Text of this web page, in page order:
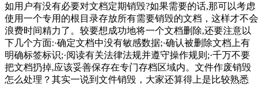
如用户有没有必要对文档定期销毁?如果需要的话,那可以考虑
使用一个专用的根目录存放所有需要销毁的文档，这样才不会
浪费时间精力了。较要想成功地将一个文档删除,还要注意以
下几个方面:·确定文档中没有敏感数据;·确认被删除文档上有
明确标签标识;·阅读有关法律法规并遵守操作规则;·千万不要
把文档扔掉,应该妥善保存在专门存档区域内。文件作废销毁
怎么处理？其实一说到文件销毁，大家还算得上是比较熟悉